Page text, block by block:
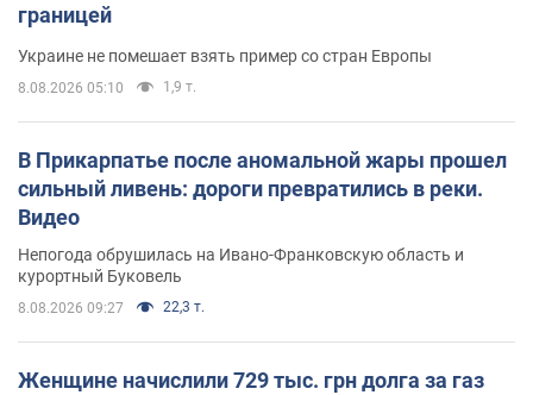
границей
Украине не помешает взять пример со стран Европы
8.08.2026 05:10 1,9 т.
В Прикарпатье после аномальной жары прошел
сильный ливень: дороги превратились в реки.
Видео
Непогода обрушилась на Ивано-Франковскую область и
курортный Буковель
8.08.2026 09:27 22,3 т.
Женщине начислили 729 тыс. грн долга за газ